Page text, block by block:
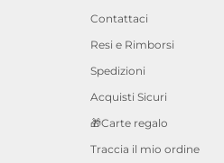
Contattaci
Resi e Rimborsi
Spedizioni
Acquisti Sicuri
🎁Carte regalo
Traccia il mio ordine